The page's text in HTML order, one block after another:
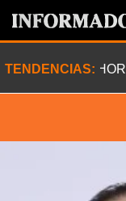
TENDENCIAS: